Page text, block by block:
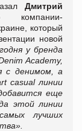
Дмитрий
компании-
который
новой
у бренда
Academy,
с денимом, а
casual линии
еще
этой линии
лучших